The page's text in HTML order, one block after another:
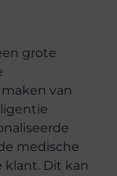
grote
van
medische
klant. Dit kan